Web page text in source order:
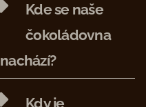
Kde se naše
čokoládovna
nachází?
Kdy je